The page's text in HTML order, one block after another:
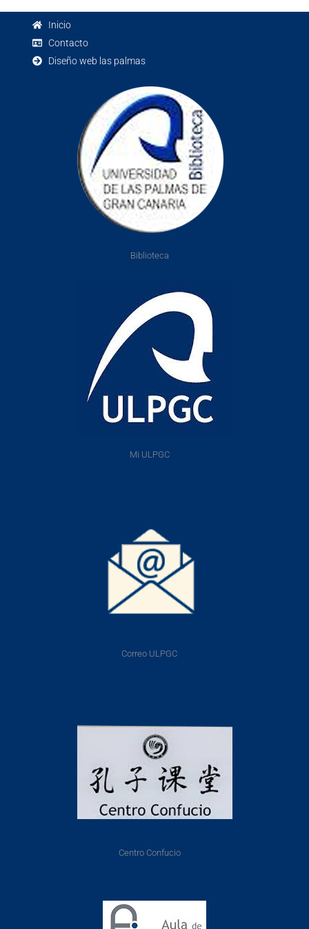
Inicio
Contacto
Diseño web las palmas
Biblioteca
Mi ULPGC
Correo ULPGC
Centro Confucio